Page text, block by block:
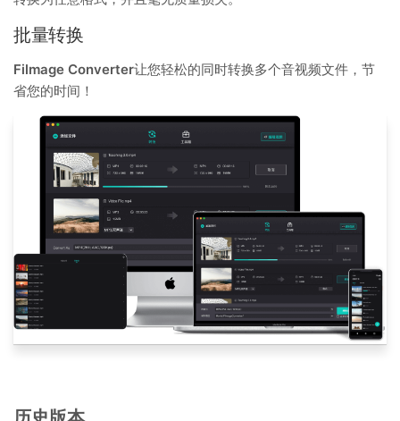
批量转换
Filmage Converter让您轻松的同时转换多个音视频文件，节
省您的时间！